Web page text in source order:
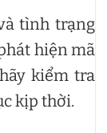
tình trạng
hiện mã
kiểm tra
kịp thời.